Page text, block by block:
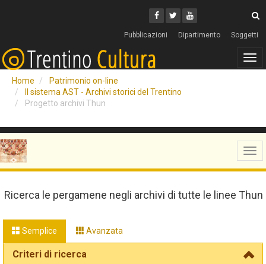
Facebook
Twitter
Youtube
Pubblicazioni Dipartimento Soggetti
Home
Patrimonio on-line
Il sistema AST - Archivi storici del Trentino
Progetto archivi Thun
Ricerca le pergamene negli archivi di tutte le linee Thun
Semplice Avanzata
Criteri di ricerca